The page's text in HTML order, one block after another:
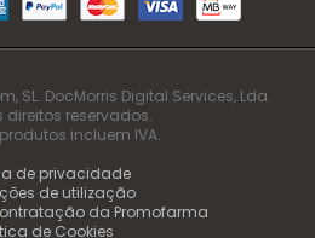
SL. DocMorris Digital Services, Lda.
direitos reservados.
incluem IVA.
de privacidade
de utilização
da Promofarma
de Cookies